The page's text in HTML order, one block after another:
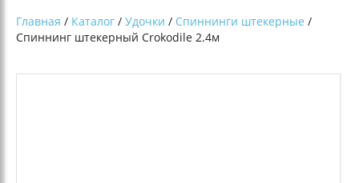
Главная / Каталог / Удочки / Спиннинги штекерные /
Спиннинг штекерный Crokodile 2.4м